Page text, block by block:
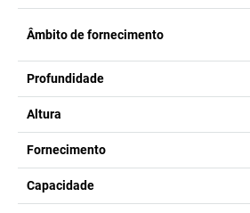
Âmbito de fornecimento
Profundidade
Altura
Fornecimento
Capacidade